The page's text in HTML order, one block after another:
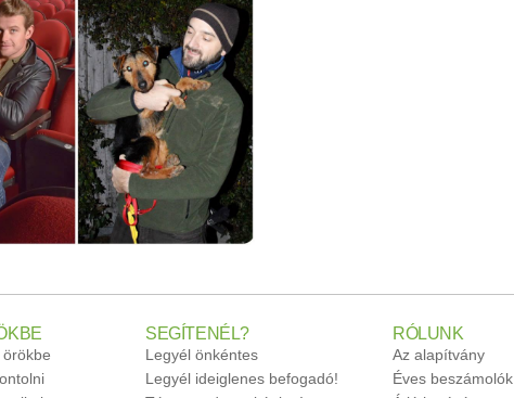
SEGÍTENÉL?
Legyél önkéntes
Legyél ideiglenes befogadó!
RÓLUNK
Az alapítvány
Éves beszámolók